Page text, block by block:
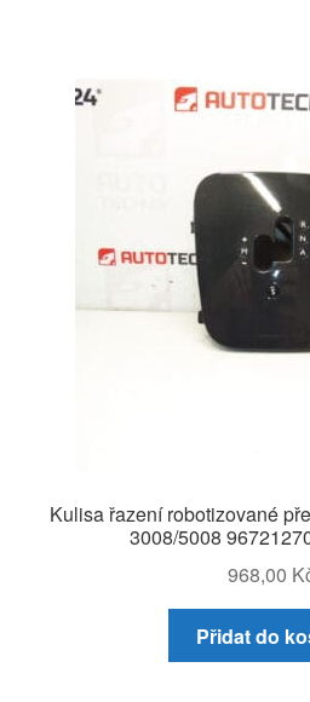
Kulisa řazení robotizované
3008/5008
968,00
Přidat do